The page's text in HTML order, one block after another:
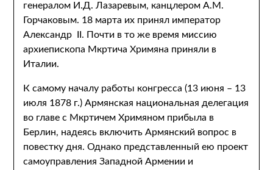
генералом И.Д. Лазаревым, канцлером А.М.
Горчаковым. 18 марта их принял император
Александр II. Почти в то же время миссию
архиепископа Мкртича Хримяна приняли в
Италии.
К самому началу работы конгресса (13 июня – 13
июля 1878 г.) Армянская национальная делегация
во главе с Мкртичем Хримяном прибыла в
Берлин, надеясь включить Армянский вопрос в
повестку дня. Однако представленный ею проект
самоуправления Западной Армении и